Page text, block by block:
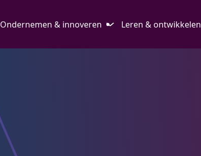
Ondernemen & innoveren Leren & ontwikkelen